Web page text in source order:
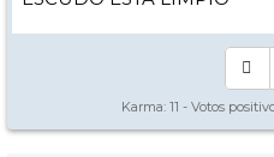
Karma: 11 - Votos